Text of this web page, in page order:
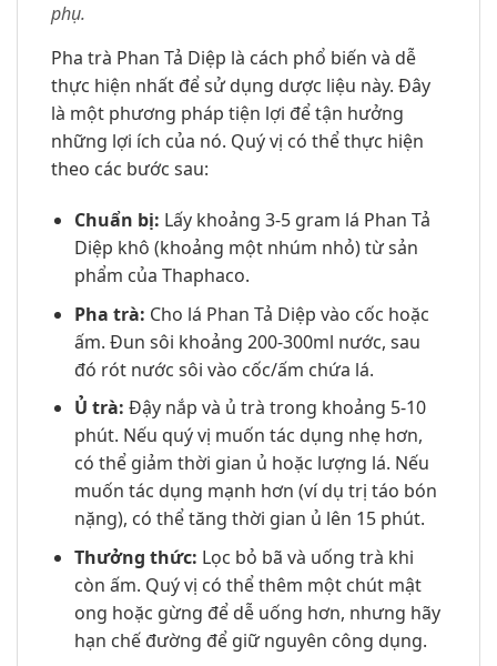
phụ.
Pha trà Phan Tả Diệp là cách phổ biến và dễ
thực hiện nhất để sử dụng dược liệu này. Đây
là một phương pháp tiện lợi để tận hưởng
những lợi ích của nó. Quý vị có thể thực hiện
theo các bước sau:
Chuẩn bị: Lấy khoảng 3-5 gram lá Phan Tả
Diệp khô (khoảng một nhúm nhỏ) từ sản
phẩm của Thaphaco.
Pha trà: Cho lá Phan Tả Diệp vào cốc hoặc
ấm. Đun sôi khoảng 200-300ml nước, sau
đó rót nước sôi vào cốc/ấm chứa lá.
Ủ trà: Đậy nắp và ủ trà trong khoảng 5-10
phút. Nếu quý vị muốn tác dụng nhẹ hơn,
có thể giảm thời gian ủ hoặc lượng lá. Nếu
muốn tác dụng mạnh hơn (ví dụ trị táo bón
nặng), có thể tăng thời gian ủ lên 15 phút.
Thưởng thức: Lọc bỏ bã và uống trà khi
còn ấm. Quý vị có thể thêm một chút mật
ong hoặc gừng để dễ uống hơn, nhưng hãy
hạn chế đường để giữ nguyên công dụng.